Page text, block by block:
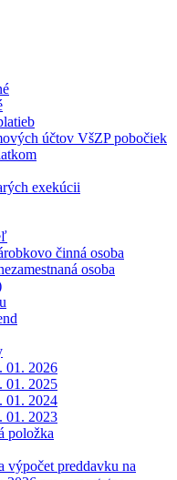
účtov VšZP pobočiek
exekúcii
činná osoba
osoba
01. 2026
01. 2025
01. 2024
01. 2023
položka
výpočet preddavku na